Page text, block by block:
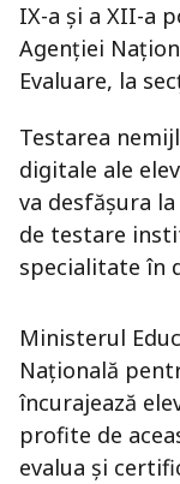
IX-a și a XII-a
Agenției
Evaluare, la
Testarea
digitale ale
va desfășura
de testare
specialitate în
Ministerul
Națională
încurajează
profite de
evalua și